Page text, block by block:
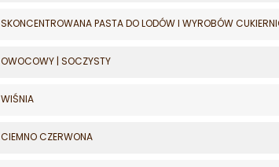
SKONCENTROWANA PASTA DO LODÓW I WYROBÓW
OWOCOWY | SOCZYSTY
WIŚNIA
CIEMNO CZERWONA